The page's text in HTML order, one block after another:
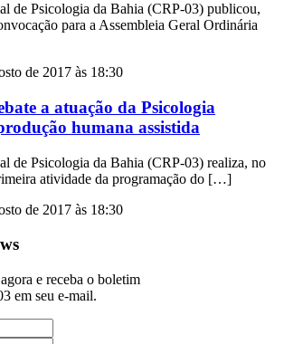
de Psicologia da Bahia (CRP-03) publicou,
para a Assembleia Geral Ordinária
de 2017 às 18:30
a atuação da Psicologia
humana assistida
de Psicologia da Bahia (CRP-03) realiza, no
atividade da programação do […]
de 2017 às 18:30
e receba o boletim
em seu e-mail.